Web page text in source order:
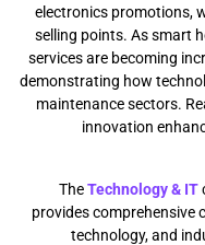
electronics promotions,
selling points. As smart
services are becoming
demonstrating how
maintenance sectors.
innovation
TheTechnology & IT
provides comprehensive
technology, and